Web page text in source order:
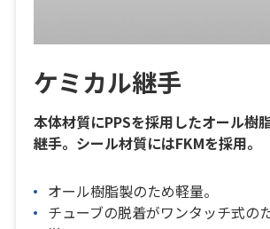
ケミカル継手
本体材質にPPSを採用したオール樹
継手。シール材質にはFKMを採用。
オール樹脂製のため軽量。
チューブの脱着がワンタッチ式の